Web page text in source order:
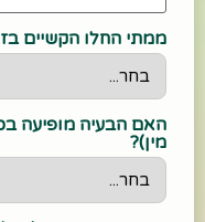
ממתי החלו הקשיים
האם הבעיה מופיעה
מין)?